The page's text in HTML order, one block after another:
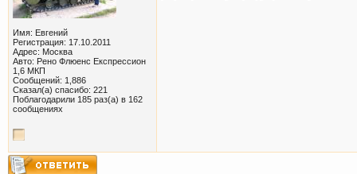
Имя: Евгений
Регистрация: 17.10.2011
Адрес: Москва
Авто: Рено Флюенс Експрессион
1,6 МКП
Сообщений: 1,886
Сказал(а) спасибо: 221
Поблагодарили 185 раз(а) в 162
сообщениях